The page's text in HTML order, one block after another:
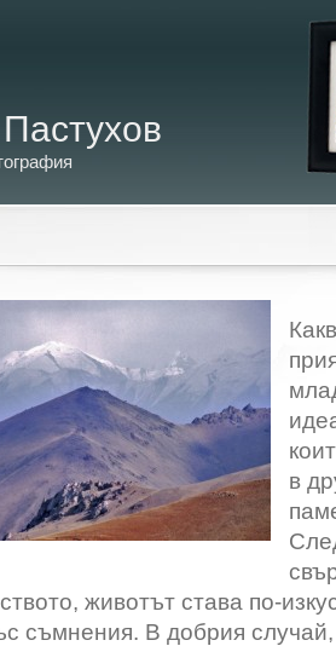
в
животът става по-
съмнения. В добрия